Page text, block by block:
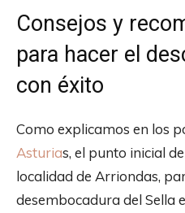
Consejos y
para hacer el
con éxito
Como explicamos en los
Asturias, el punto inicial
localidad de Arriondas,
desembocadura del Sella